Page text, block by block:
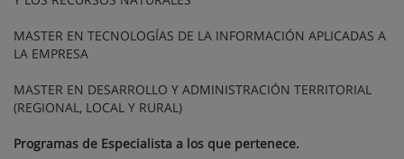
MASTER EN TECNOLOGÍAS DE LA INFORMACIÓN APLICADAS A
LA EMPRESA
MASTER EN DESARROLLO Y ADMINISTRACIÓN TERRITORIAL
(REGIONAL, LOCAL Y RURAL)
Programas de Especialista a los que pertenece.